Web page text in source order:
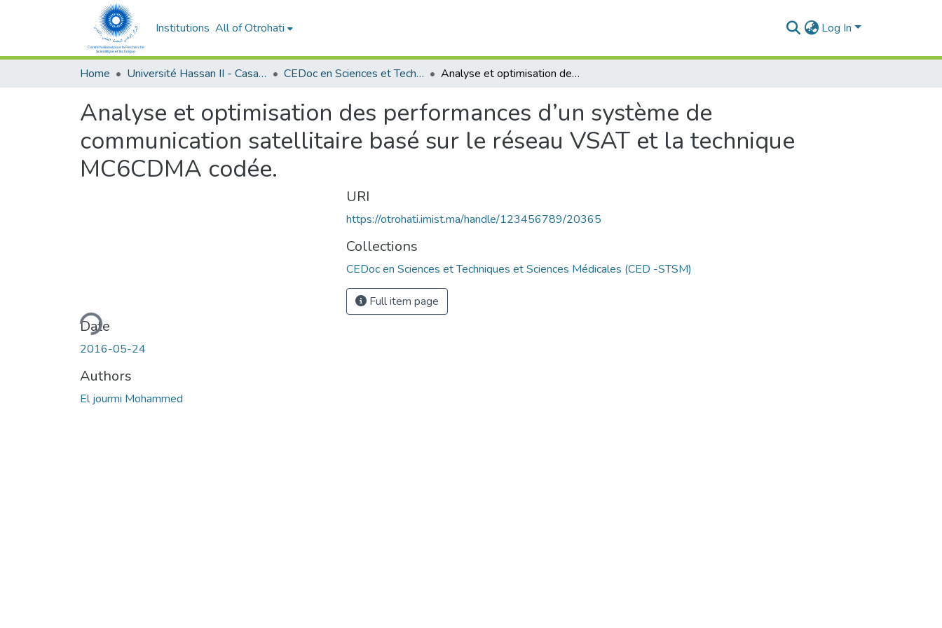
Institutions All of Otrohati Log In
Home Université Hassan II - Casablanca CEDoc en Sciences et Techniques et Sciences Médicales (CED -STSM) Analyse et optimisation des performances d’un système de communication satellitaire basé sur le réseau VSAT et la technique MC6CDMA codée.
Analyse et optimisation des performances d’un système de
communication satellitaire basé sur le réseau VSAT et la technique
MC6CDMA codée.
Loading...
Date
2016-05-24
Authors
El jourmi Mohammed
URI
https://otrohati.imist.ma/handle/123456789/20365
Collections
CEDoc en Sciences et Techniques et Sciences Médicales (CED -STSM)
Full item page